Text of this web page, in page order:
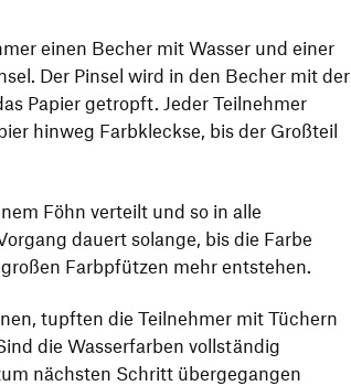
einen Becher mit Wasser und einer
Der Pinsel wird in den Becher mit der
Papier getropft. Jeder Teilnehmer
hinweg Farbkleckse, bis der Großteil
Föhn verteilt und so in alle
dauert solange, bis die Farbe
Farbpfützen mehr entstehen.
tupften die Teilnehmer mit Tüchern
die Wasserfarben vollständig
nächsten Schritt übergegangen